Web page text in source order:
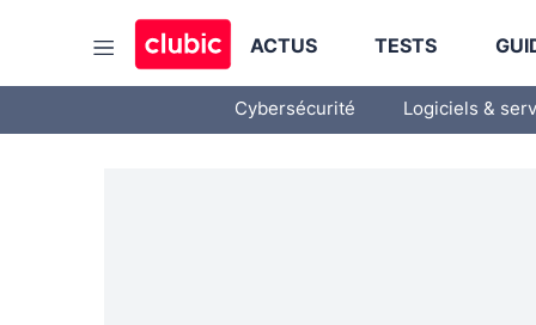
ACTUS TESTS
Cybersécurité Logiciels &